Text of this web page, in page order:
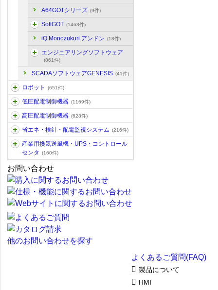
A64GOTシリーズ (9件)
SoftGOT (1463件)
iQ Monozukuri アンドン (18件)
エンジニアリングソフトウェア
(861件)
SCADAソフトウェアGENESIS (41件)
ロボット (651件)
低圧配電制御機器 (1169件)
高圧配電制御機器 (628件)
省エネ・検針・配電監視システム (216件)
産業用換気送風機・UPS・コントロール
センタ
(160件)
お問い合わせ
他のお問い合わせを探す
よくあるご質問(FAQ)
製品について
HMI